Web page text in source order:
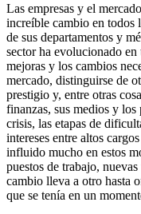
Las empresas y el
increíble cambio en todos
de sus departamentos y
sector ha evolucionado
mejoras y los cambios
mercado, distinguirse de
prestigio y, entre otras
finanzas, sus medios y los
crisis, las etapas de
intereses entre altos
influido mucho en estos
puestos de trabajo,
cambio lleva a otro hasta
que se tenía en un